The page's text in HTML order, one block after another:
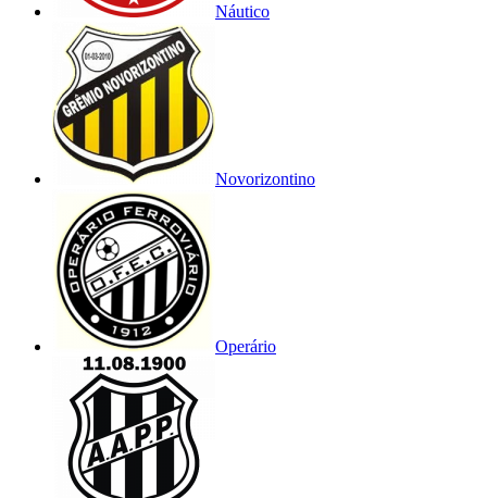
Náutico
Novorizontino
Operário